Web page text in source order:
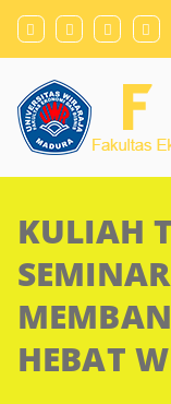
Skip
content
KULIAH
HEBAT